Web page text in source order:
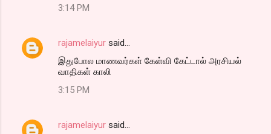
3:14 PM
rajamelaiyur said…
இதுபோல மாணவர்கள் கேள்வி கேட்டால் அரசியல்
வாதிகள் காலி
3:15 PM
rajamelaiyur said…